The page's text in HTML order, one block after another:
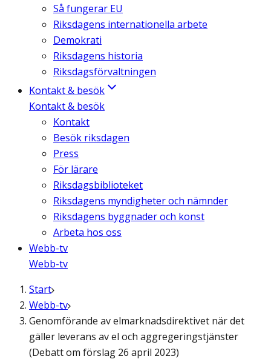
Så fungerar EU
Riksdagens internationella arbete
Demokrati
Riksdagens historia
Riksdagsförvaltningen
Kontakt & besök
Kontakt & besök
Kontakt
Besök riksdagen
Press
För lärare
Riksdagsbiblioteket
Riksdagens myndigheter och nämnder
Riksdagens byggnader och konst
Arbeta hos oss
Webb-tv
Webb-tv
Start
Webb-tv
Genomförande av elmarknadsdirektivet när det
gäller leverans av el och aggregeringstjänster
(Debatt om förslag 26 april 2023)